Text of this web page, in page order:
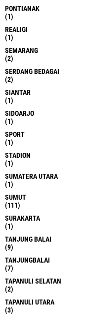
PONTIANAK
(1)
REALIGI
(1)
SEMARANG
(2)
SERDANG BEDAGAI
(2)
SIANTAR
(1)
SIDOARJO
(1)
SPORT
(1)
STADION
(1)
SUMATERA UTARA
(1)
SUMUT
(111)
SURAKARTA
(1)
TANJUNG BALAI
(9)
TANJUNGBALAI
(7)
TAPANULI SELATAN
(2)
TAPANULI UTARA
(3)